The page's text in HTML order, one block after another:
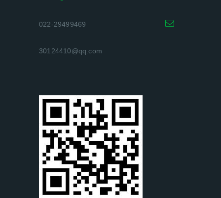
022-29499469
30124410@qq.com